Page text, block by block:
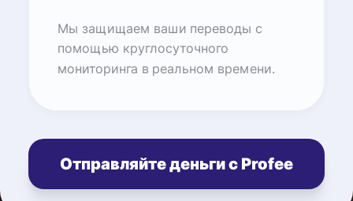
Мы защищаем ваши переводы с
помощью круглосуточного
мониторинга в реальном времени.
Отправляйте деньги с Profee